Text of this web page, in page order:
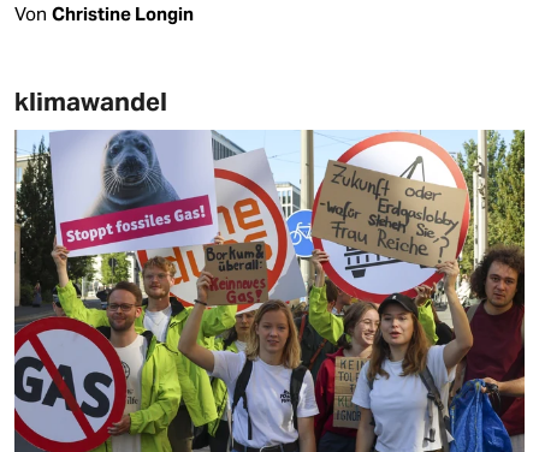
Von Christine Longin
klimawandel